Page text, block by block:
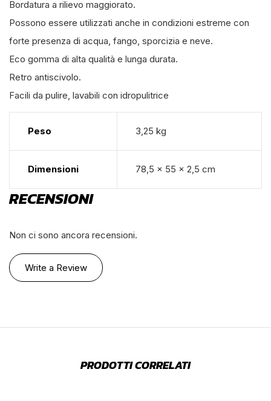
Bordatura a rilievo maggiorato.
Possono essere utilizzati anche in condizioni estreme con
forte presenza di acqua, fango, sporcizia e neve.
Eco gomma di alta qualità e lunga durata.
Retro antiscivolo.
Facili da pulire, lavabili con idropulitrice
Peso 3,25 kg
Dimensioni 78,5 × 55 × 2,5 cm
RECENSIONI
Non ci sono ancora recensioni.
Write a Review
PRODOTTI CORRELATI